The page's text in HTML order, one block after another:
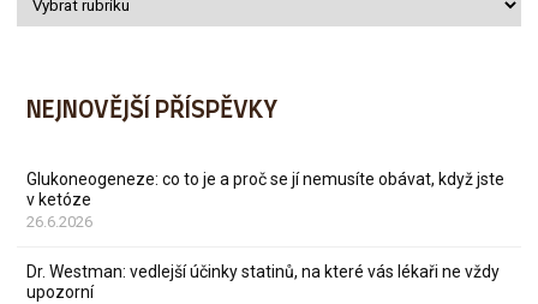
NEJNOVĚJŠÍ PŘÍSPĚVKY
Glukoneogeneze: co to je a proč se jí nemusíte obávat, když jste
v ketóze
26.6.2026
Dr. Westman: vedlejší účinky statinů, na které vás lékaři ne vždy
upozorní